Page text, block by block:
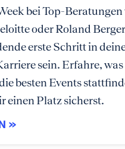
bei Top-Beratungen
oder Roland
erste Schritt in
sein. Erfahre,
besten Events
einen Platz sicherst.
»